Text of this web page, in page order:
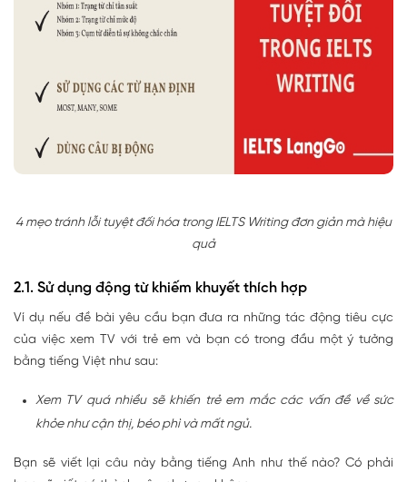
4 mẹo tránh lỗi tuyệt đối hóa trong IELTS Writing đơn giản mà hiệu
quả
2.1. Sử dụng động từ khiếm khuyết thích hợp
Ví dụ nếu đề bài yêu cầu bạn đưa ra những tác động tiêu cực
của việc xem TV với trẻ em và bạn có trong đầu một ý tưởng
bằng tiếng Việt như sau:
Xem TV quá nhiều sẽ khiến trẻ em mắc các vấn đề về sức
khỏe như cận thị, béo phì và mất ngủ.
Bạn sẽ viết lại câu này bằng tiếng Anh như thế nào? Có phải